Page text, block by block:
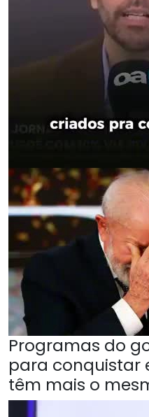
Programas do
para conquistar
têm mais o